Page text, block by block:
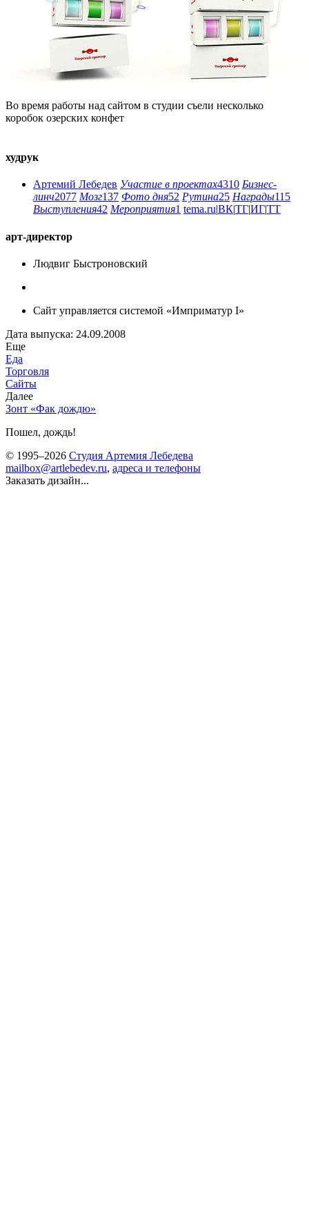
Во время работы над сайтом в студии съели несколько
коробок озерских конфет
худрук
Артемий Лебедев Участие в проектах4310 Бизнес-
линч2077 Мозг137 Фото дня52 Рутина25 Награды115
Выступления42 Мероприятия1 tema.ru|ВК|ТГ|ИГ|ТТ
арт-директор
Людвиг Быстроновский
Сайт управляется системой «Имприматур I»
Дата выпуска: 24.09.2008
Еще
Еда
Торговля
Сайты
Далее
Зонт «Фак дождю»
Пошел, дождь!
© 1995–2026 Студия Артемия Лебедева
mailbox@artlebedev.ru, адреса и телефоны
Заказать дизайн...